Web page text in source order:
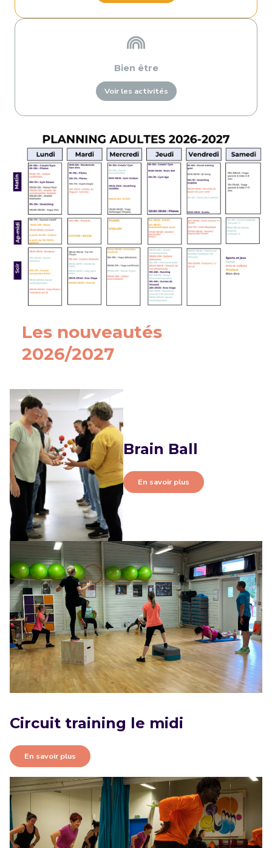
Bien être
Voir les activités
Les nouveautés
2026/2027
Brain Ball
En savoir plus
Circuit training le midi
En savoir plus